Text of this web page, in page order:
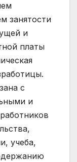
занятости
и
платы
с
и
учеба,